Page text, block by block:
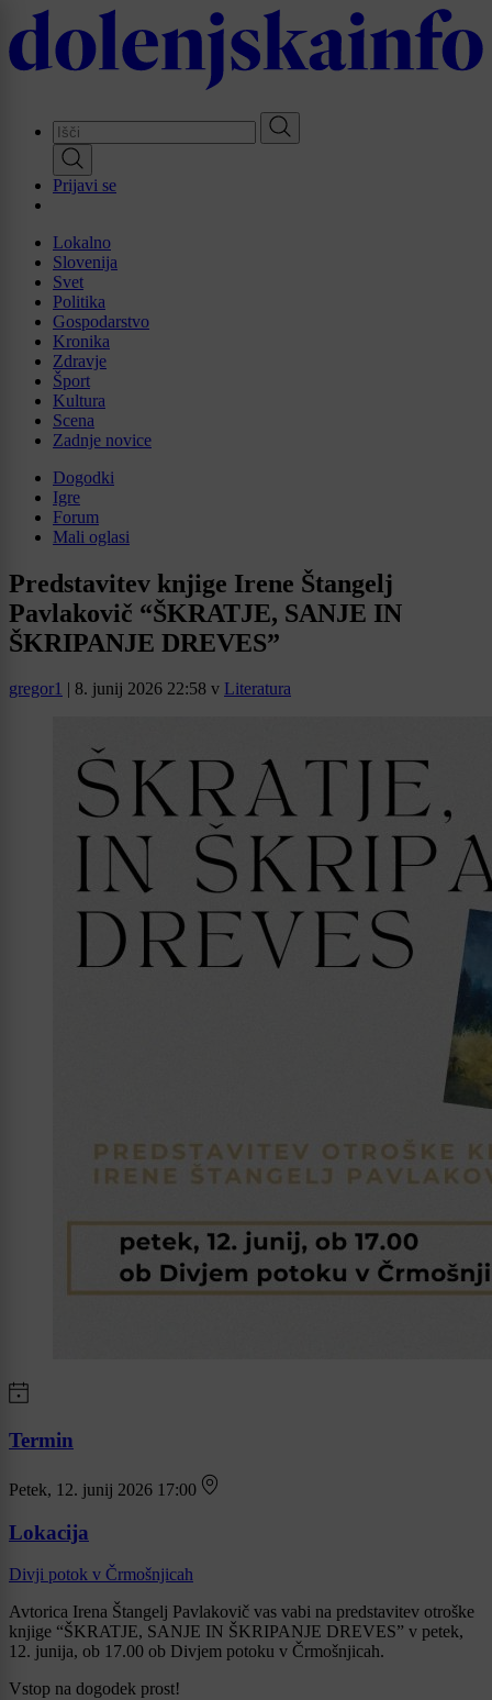
Skip
to
main
Prijavi se
Lokalno
Slovenija
Svet
Politika
Gospodarstvo
Kronika
Zdravje
Šport
Kultura
Scena
Zadnje novice
Dogodki
Igre
Forum
Mali oglasi
Predstavitev knjige Irene Štangelj
Pavlakovič “ŠKRATJE, SANJE IN
ŠKRIPANJE DREVES”
gregor1 | 8. junij 2026 22:58 v Literatura
Termin
Petek, 12. junij 2026 17:00
Lokacija
Divji potok v Črmošnjicah
Avtorica Irena Štangelj Pavlakovič vas vabi na predstavitev otroške
knjige “ŠKRATJE, SANJE IN ŠKRIPANJE DREVES” v petek,
12. junija, ob 17.00 ob Divjem potoku v Črmošnjicah.
Vstop na dogodek prost!